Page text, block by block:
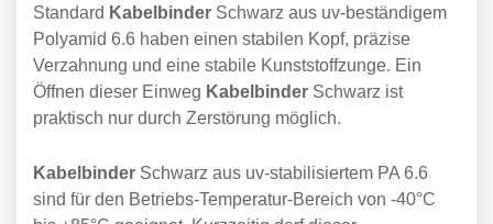
Standard Kabelbinder Schwarz aus uv-beständigem
Polyamid 6.6 haben einen stabilen Kopf, präzise
Verzahnung und eine stabile Kunststoffzunge. Ein
Öffnen dieser Einweg Kabelbinder Schwarz ist
praktisch nur durch Zerstörung möglich.
Kabelbinder Schwarz aus uv-stabilisiertem PA 6.6
sind für den Betriebs-Temperatur-Bereich von -40°C